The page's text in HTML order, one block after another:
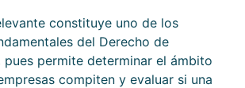
constituye uno de los
del Derecho de
pues permite determinar el ámbito
compiten y evaluar si una